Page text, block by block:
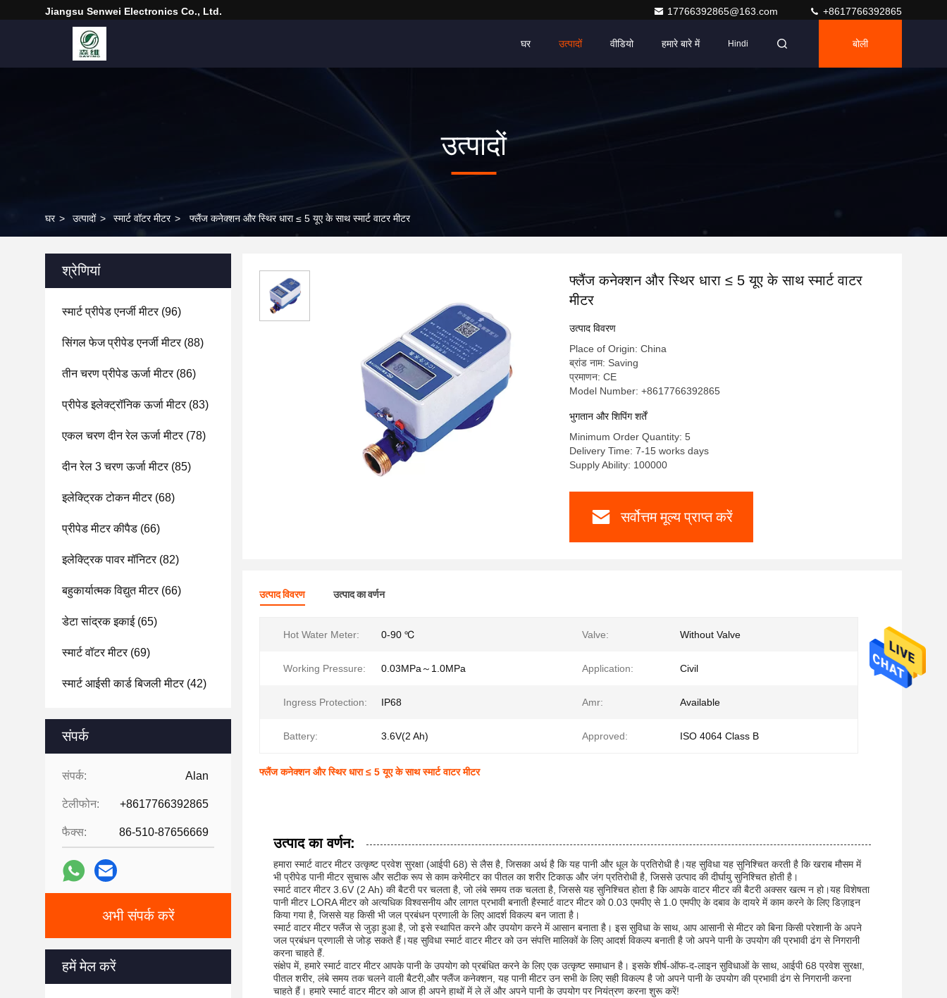
Jiangsu Senwei Electronics Co., Ltd. 17766392865@163.com +8617766392865
घर उत्पादों वीडियो हमारे बारे में Hindi बोली
उत्पादों
घर > उत्पादों > स्मार्ट वॉटर मीटर > फ्लैंज कनेक्शन और स्थिर धारा ≤ 5 यूए के साथ स्मार्ट वाटर मीटर
श्रेणियां
स्मार्ट प्रीपेड एनर्जी मीटर(96)
सिंगल फेज प्रीपेड एनर्जी मीटर(88)
तीन चरण प्रीपेड ऊर्जा मीटर(86)
प्रीपेड इलेक्ट्रॉनिक ऊर्जा मीटर(83)
एकल चरण दीन रेल ऊर्जा मीटर(78)
दीन रेल 3 चरण ऊर्जा मीटर(85)
इलेक्ट्रिक टोकन मीटर(68)
प्रीपेड मीटर कीपैड (66)
इलेक्ट्रिक पावर मॉनिटर(82)
बहुकार्यात्मक विद्युत मीटर(66)
डेटा सांद्रक इकाई(65)
स्मार्ट वॉटर मीटर(69)
स्मार्ट आईसी कार्ड बिजली मीटर(42)
संपर्क
संपर्क: Alan
टेलीफोन: +8617766392865
फैक्स: 86-510-87656669
अभी संपर्क करें
हमें मेल करें
फ्लैंज कनेक्शन और स्थिर धारा ≤ 5 यूए के साथ स्मार्ट वाटर
मीटर
उत्पाद विवरण
Place of Origin: China
ब्रांड नाम: Saving
प्रमाणन: CE
Model Number: +8617766392865
भुगतान और शिपिंग शर्तें
Minimum Order Quantity: 5
Delivery Time: 7-15 works days
Supply Ability: 100000
सर्वोत्तम मूल्य प्राप्त करें
उत्पाद विवरण उत्पाद का वर्णन
Hot Water Meter: 0-90 ℃ Valve: Without Valve
Working Pressure: 0.03MPa～1.0MPa Application: Civil
Ingress Protection: IP68 Amr: Available
Battery: 3.6V(2 Ah) Approved: ISO 4064 Class B
फ्लैंज कनेक्शन और स्थिर धारा ≤ 5 यूए के साथ स्मार्ट वाटर मीटर
उत्पाद का वर्णन:
हमारा स्मार्ट वाटर मीटर उत्कृष्ट प्रवेश सुरक्षा (आईपी 68) से लैस है, जिसका अर्थ है कि यह पानी और धूल के प्रतिरोधी है।यह सुविधा यह सुनिश्चित करती है कि खराब मौसम में
भी प्रीपेड पानी मीटर सुचारू और सटीक रूप से काम करेमीटर का पीतल का शरीर टिकाऊ और जंग प्रतिरोधी है, जिससे उत्पाद की दीर्घायु सुनिश्चित होती है।
स्मार्ट वाटर मीटर 3.6V (2 Ah) की बैटरी पर चलता है, जो लंबे समय तक चलता है, जिससे यह सुनिश्चित होता है कि आपके वाटर मीटर की बैटरी अक्सर खत्म न हो।यह विशेषता
पानी मीटर LORA मीटर को अत्यधिक विश्वसनीय और लागत प्रभावी बनाती हैस्मार्ट वाटर मीटर को 0.03 एमपीए से 1.0 एमपीए के दबाव के दायरे में काम करने के लिए डिज़ाइन
किया गया है, जिससे यह किसी भी जल प्रबंधन प्रणाली के लिए आदर्श विकल्प बन जाता है।
स्मार्ट वाटर मीटर फ्लैंज से जुड़ा हुआ है, जो इसे स्थापित करने और उपयोग करने में आसान बनाता है। इस सुविधा के साथ, आप आसानी से मीटर को बिना किसी परेशानी के अपने
जल प्रबंधन प्रणाली से जोड़ सकते हैं।यह सुविधा स्मार्ट वाटर मीटर को उन संपत्ति मालिकों के लिए आदर्श विकल्प बनाती है जो अपने पानी के उपयोग की प्रभावी ढंग से निगरानी
करना चाहते हैं.
संक्षेप में, हमारे स्मार्ट वाटर मीटर आपके पानी के उपयोग को प्रबंधित करने के लिए एक उत्कृष्ट समाधान है। इसके शीर्ष-ऑफ-द-लाइन सुविधाओं के साथ, आईपी 68 प्रवेश सुरक्षा,
पीतल शरीर, लंबे समय तक चलने वाली बैटरी,और फ्लैंज कनेक्शन, यह पानी मीटर उन सभी के लिए सही विकल्प है जो अपने पानी के उपयोग की प्रभावी ढंग से निगरानी करना
चाहते हैं। हमारे स्मार्ट वाटर मीटर को आज ही अपने हाथों में ले लें और अपने पानी के उपयोग पर नियंत्रण करना शुरू करें!